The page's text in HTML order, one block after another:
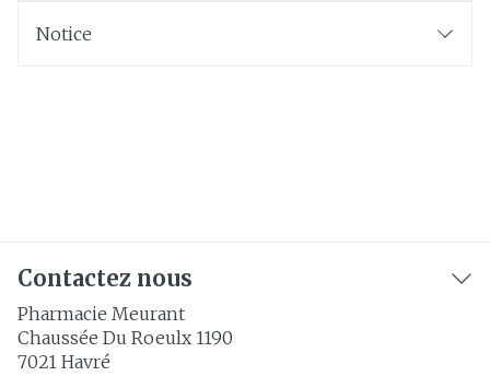
Notice
Contactez nous
Pharmacie Meurant
Chaussée Du Roeulx 1190
7021 Havré